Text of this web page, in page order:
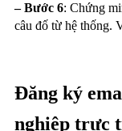
– Bước 6: Chứng
câu đố từ hệ thống.
Đăng ký
nghiệp trực